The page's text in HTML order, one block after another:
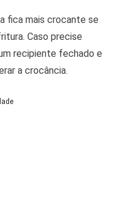
fica mais crocante se
Caso precise
recipiente fechado e
a crocância.